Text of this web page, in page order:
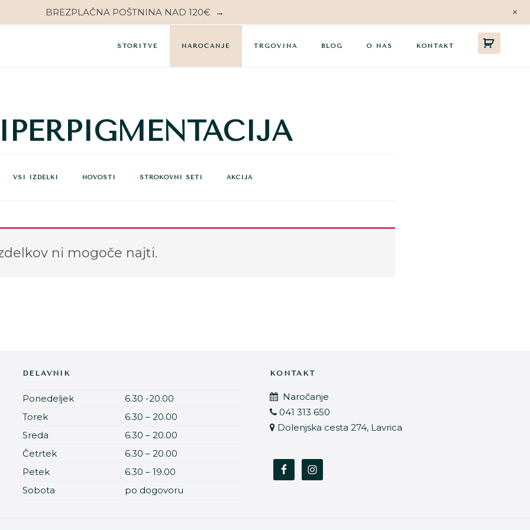
STORITVE NAROČANJE TRGOVINA BLOG O NAS KONTAKT
VSI IZDELKI NOVOSTI STROKOVNI SETI AKCIJA
ni mogoče najti.
DELAVNIK
Ponedeljek
6.30 -20.00
Torek
6.30 – 20.00
Sreda
6.30 – 20.00
Četrtek
6.30 – 20.00
Petek
6.30 – 19.00
Sobota
po dogovoru
KONTAKT
Naročanje
041 313 650
Dolenjska cesta 274, Lavrica
BREZPLAČNA POŠTNINA NAD 120€ → +